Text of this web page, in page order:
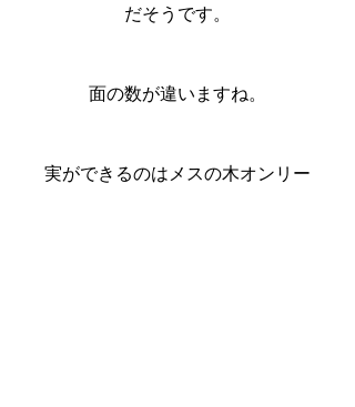
だそうです。
面の数が違いますね。
実ができるのはメスの木オンリー